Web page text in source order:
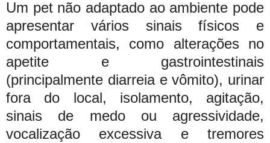
Um pet não adaptado ao ambiente pode
apresentar vários sinais físicos e
comportamentais, como alterações no
apetite e gastrointestinais
(principalmente diarreia e vômito), urinar
fora do local, isolamento, agitação,
sinais de medo ou agressividade,
vocalização excessiva e tremores